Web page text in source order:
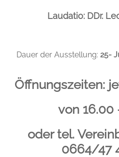
Laudatio: DDr.
Dauer der Ausstellung: 25-
Öffnungszeiten:
von 16.00
oder tel.
0664/47